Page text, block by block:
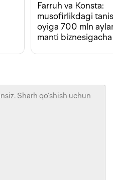
Farruh va Konsta:
musofirlikdagi
oyiga 700 mln
manti biznesigacha